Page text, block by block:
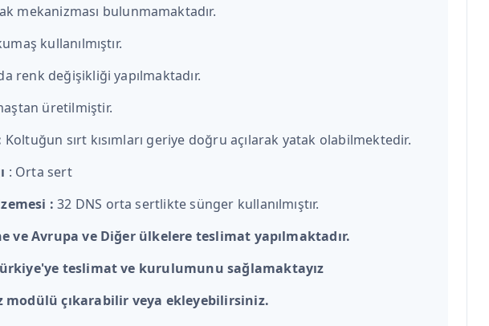
mekanizması bulunmamaktadır.
kullanılmıştır.
renk değişikliği yapılmaktadır.
üretilmiştir.
Koltuğun sırt kısımları geriye doğru açılarak yatak olabilmektedir.
: Orta sert
:32 DNS orta sertlikte sünger kullanılmıştır.
ve Avrupa ve Diğer ülkelere teslimat yapılmaktadır.
teslimat ve kurulumunu sağlamaktayız
modülü çıkarabilir veya ekleyebilirsiniz.